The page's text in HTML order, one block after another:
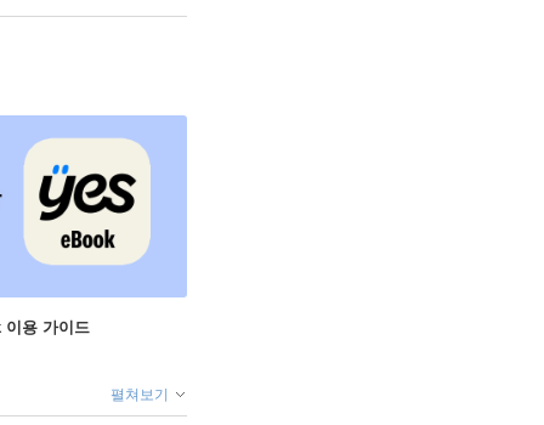
용 가이드
펼쳐보기